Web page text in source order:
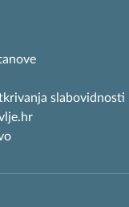
slabovidnosti